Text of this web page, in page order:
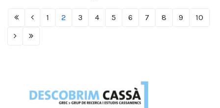
1 2 3 4 5 6 7 8 9 10